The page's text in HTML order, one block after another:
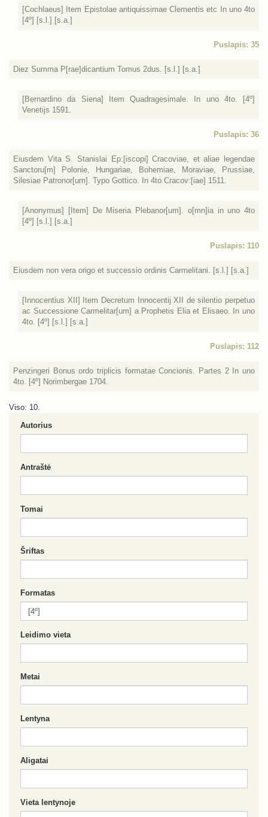
[Cochlaeus] Item Epistolae antiquissimae Clementis etc In uno 4to
[4º] [s.l.] [s.a.]
Puslapis: 35
Diez Summa P[rae]dicantium Tomus 2dus. [s.l.] [s.a.]
[Bernardino da Siena] Item Quadragesimale. In uno 4to. [4º]
Venetijs 1591.
Puslapis: 36
Eiusdem Vita S. Stanislai Ep:[iscopi] Cracoviae, et aliae legendae
Sanctoru[m] Polonie, Hungariae, Bohemiae, Moraviae, Prussiae,
Silesiae Patronor[um]. Typo Gottico. In 4to Cracov:[iae] 1511.
[Anonymus] [Item] De Miseria Plebanor[um]. o[mn]ia in uno 4to
[4º] [s.l.] [s.a.]
Puslapis: 110
Eiusdem non vera origo et successio ordinis Carmelitani. [s.l.] [s.a.]
[Innocentius XII] Item Decretum Innocentij XII de silentio perpetuo
ac Successione Carmelitar[um] a Prophetis Elia et Elisaeo. In uno
4to. [4º] [s.l.] [s.a.]
Puslapis: 112
Penzingeri Bonus ordo triplicis formatae Concionis. Partes 2 In uno
4to. [4º] Norimbergae 1704.
Viso: 10.
Autorius
Antraštė
Tomai
Šriftas
Formatas
Leidimo vieta
Metai
Lentyna
Aligatai
Vieta lentynoje